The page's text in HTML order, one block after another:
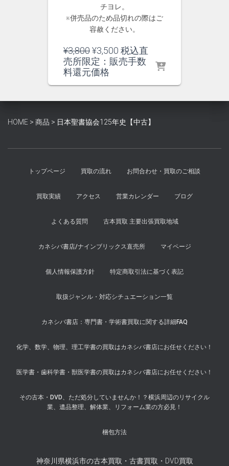
チヨレ。
※併売品のため品切れの際はご
容赦ください。
¥3,800元
の
価
¥3,800
し
¥3,500 現
在
は
で
税込直
売所限定：販売手数
料還元価格
HOME > 商品 > 日本聖書協会125年史【中古】
トップページ 買取の流れ お問合わせ・買取のご相談
買取実績 アクセス 営業カレンダー ブログ
よくある質問 古本買取 主要出張買取地域
カネシバ書店/ナインブリックス直売所 マイページ
個人情報保護方針 特定商取引法に基づく表記
取扱ジャンル・対応シチュエーション一覧
カネシバ書店：専門書・学術書買取に関する詳細FAQ
化学、数学、物理、理工学書の買取はカネシバ書店にお任せください！
医学書・歯科学書・獣医学書の買取はカネシバ書店にお任せください！
その古本・DVD、ただ処分していませんか！？横浜周辺のリサイクル
業、遺品整理、解体業、リフォーム業の方必見！
梱包方法
神奈川県横浜市の古本買取・古書買取・DVD買取